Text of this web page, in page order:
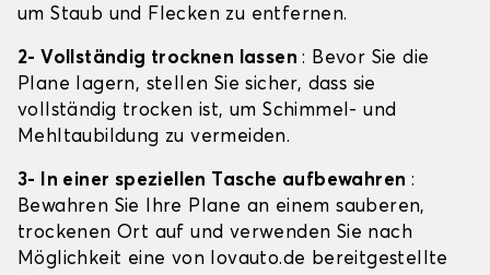
um Staub und Flecken zu entfernen.
2- Vollständig trocknen lassen: Bevor Sie die
Plane lagern, stellen Sie sicher, dass sie
vollständig trocken ist, um Schimmel- und
Mehltaubildung zu vermeiden.
3- In einer speziellen Tasche aufbewahren :
Bewahren Sie Ihre Plane an einem sauberen,
trockenen Ort auf und verwenden Sie nach
Möglichkeit eine von lovauto.de bereitgestellte